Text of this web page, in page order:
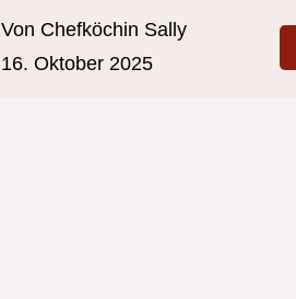
Von Chefköchin Sally
16. Oktober 2025